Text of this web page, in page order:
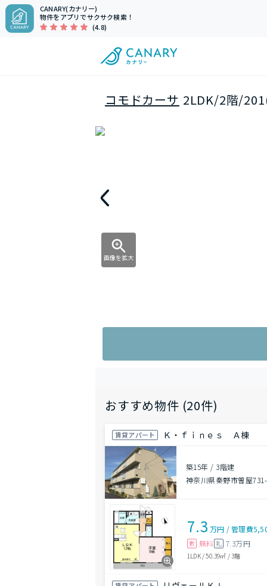
CANARY(カナリー)
物件をアプリでサクサク検索！
(4.8)
コモドカーサ 2LDK/2階/
画像を拡大
おすすめ物件 (20件)
賃貸アパート Ｋ・ｆｉｎｅｓ Ａ棟
築15年 / 3階建
神奈川県秦野市曽屋731-
7.3 万円 /管理費
敷 無料 礼 7.3万円
1LDK/50.39㎡ /3階